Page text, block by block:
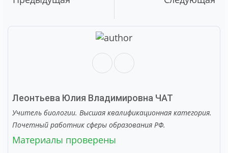
Леонтьева Юлия Владимировна ЧАТ
Учитель биологии. Высшая квалификационная категория.
Почетный работник сферы образования РФ.
Материалы проверены